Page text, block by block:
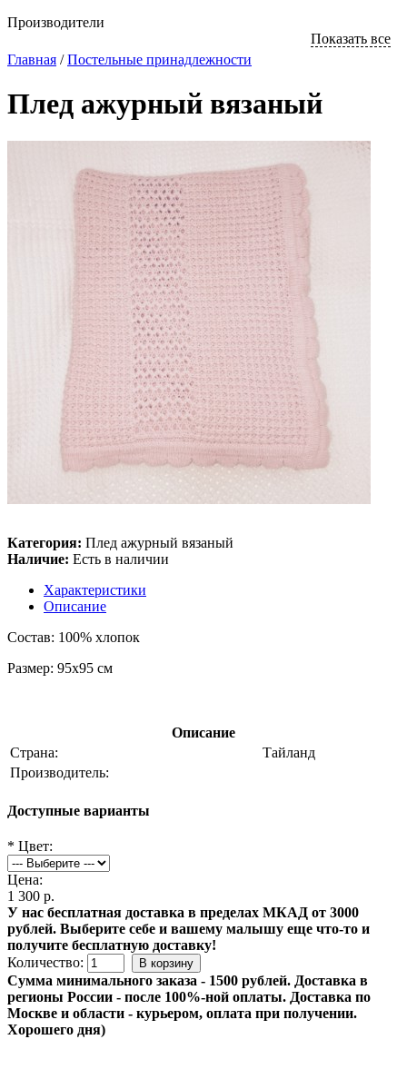
Производители
Показать все
Главная /Постельные принaдлежности
Плед ажурный вязаный
Категория: Плед ажурный вязаный
Наличие: Есть в наличии
Характеристики
Описание
Состав: 100% хлопок
Размер: 95х95 см
Описание
Страна:
Тайланд
Производитель:
Доступные варианты
* Цвет:
Цена:
1 300 р.
У нас бесплатная доставка в пределах МКАД от 3000
рублей. Выберите себе и вашему малышу еще что-то и
получите бесплатную доставку!
Количество:
Сумма минимального заказа - 1500 рублей. Доставка в
регионы России - после 100%-ной оплаты. Доставка по
Москве и области - курьером, оплата при получении.
Хорошего дня)